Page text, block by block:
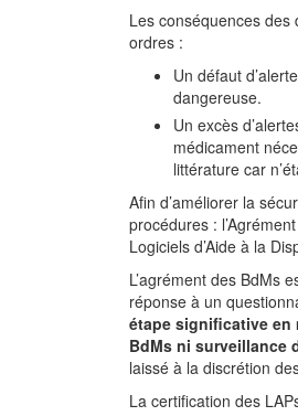
Les conséquences
ordres :
Un défaut
dangereuse.
Un excès
médicament
littérature car
Afin d’améliorer la
procédures :
Logiciels d’Aide à la
L’agrément des BdMs
réponse à un
étape significative en
BdMs ni surveillance
laissé à la discrétion
La certification des